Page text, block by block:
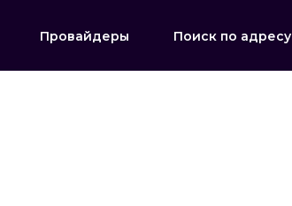
Провайдеры Поиск по адресу